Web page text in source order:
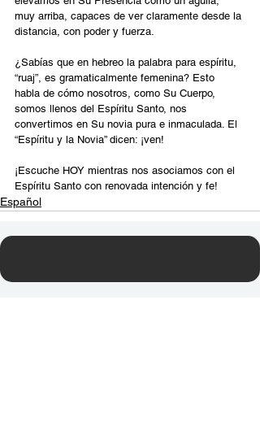
muy arriba, capaces de ver claramente desde la
distancia, con poder y fuerza.
¿Sabías que en hebreo la palabra para espíritu,
“ruaj”, es gramaticalmente femenina? Esto
habla de cómo nosotros, como Su Cuerpo,
somos llenos del Espíritu Santo, nos
convertimos en Su novia pura e inmaculada. El
“Espíritu y la Novia” dicen: ¡ven!
¡Escuche HOY mientras nos asociamos con el
Espíritu Santo con renovada intención y fe!
Español